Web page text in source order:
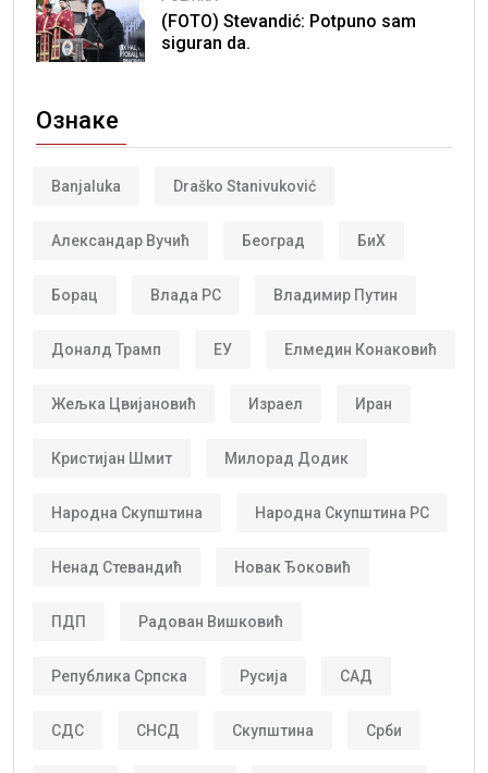
(FOTO) Stevandić: Potpuno sam
siguran da.
Ознаке
Banjaluka Draško Stanivuković
Александар Вучић Београд БиХ
Борац Влада РС Владимир Путин
Доналд Трамп ЕУ Елмедин Конаковић
Жељка Цвијановић Израел Иран
Кристијан Шмит Милорад Додик
Народна Скупштина Народна Скупштина РС
Ненад Стевандић Новак Ђоковић
ПДП Радован Вишковић
Република Српска Русија САД
СДС СНСД Скупштина Срби